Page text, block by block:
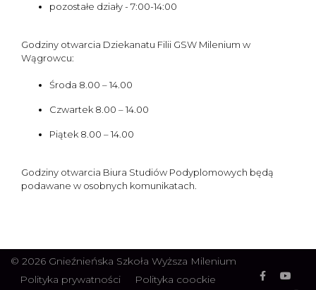
pozostałe działy - 7:00-14:00
Godziny otwarcia Dziekanatu Filii GSW Milenium w
Wągrowcu:
Środa 8.00 – 14.00
Czwartek 8.00 – 14.00
Piątek 8.00 – 14.00
Godziny otwarcia Biura Studiów Podyplomowych będą
podawane w osobnych komunikatach.
© 2026 Gnieźnieńska Szkoła Wyższa Milenium
Polityka prywatności
Polityka coockie